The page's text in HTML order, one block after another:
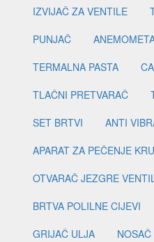
IZVIJAČ ZA VENTILE
PUNJAČ
TERMALNA PASTA
TLAČNI PRETVARAČ
SET BRTVI
ANTI
APARAT ZA PEČENJE
OTVARAČ JEZGRE
BRTVA POLILNE CIJEVI
GRIJAČ ULJA